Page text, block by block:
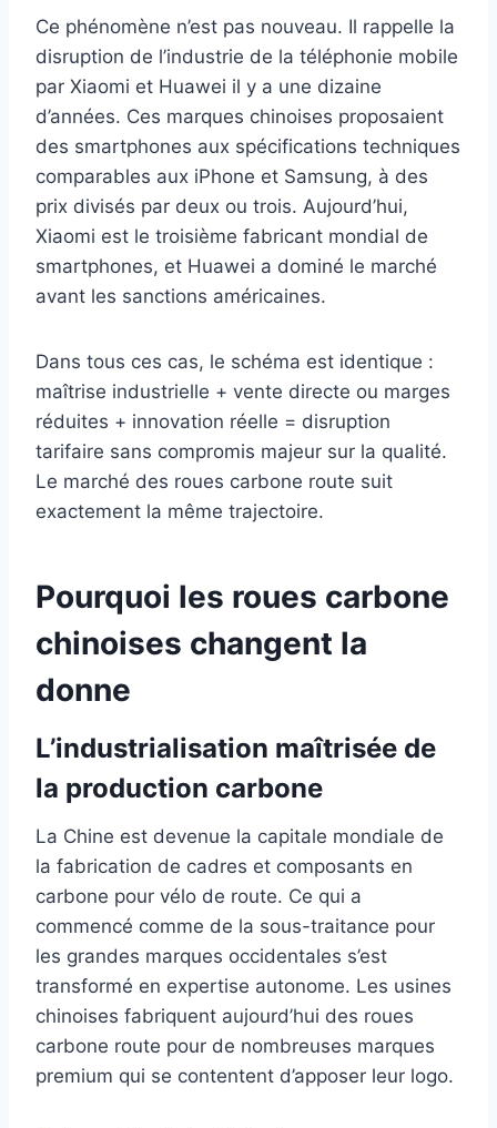
Ce phénomène n’est pas nouveau. Il rappelle la
disruption de l’industrie de la téléphonie mobile
par Xiaomi et Huawei il y a une dizaine
d’années. Ces marques chinoises proposaient
des smartphones aux spécifications techniques
comparables aux iPhone et Samsung, à des
prix divisés par deux ou trois. Aujourd’hui,
Xiaomi est le troisième fabricant mondial de
smartphones, et Huawei a dominé le marché
avant les sanctions américaines.
Dans tous ces cas, le schéma est identique :
maîtrise industrielle + vente directe ou marges
réduites + innovation réelle = disruption
tarifaire sans compromis majeur sur la qualité.
Le marché des roues carbone route suit
exactement la même trajectoire.
Pourquoi les roues carbone
chinoises changent la
donne
L’industrialisation maîtrisée de
la production carbone
La Chine est devenue la capitale mondiale de
la fabrication de cadres et composants en
carbone pour vélo de route. Ce qui a
commencé comme de la sous-traitance pour
les grandes marques occidentales s’est
transformé en expertise autonome. Les usines
chinoises fabriquent aujourd’hui des roues
carbone route pour de nombreuses marques
premium qui se contentent d’apposer leur logo.